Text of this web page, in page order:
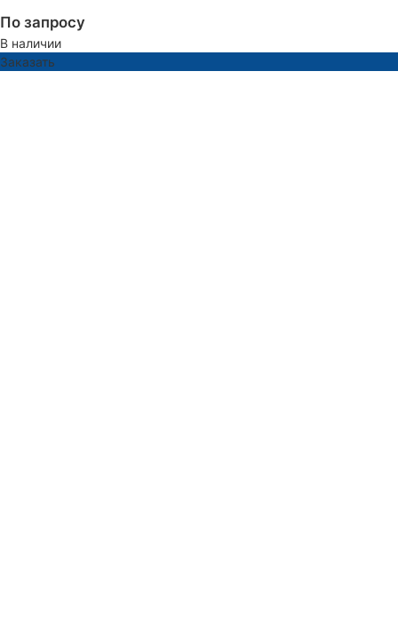
По запросу
В наличии
Заказать